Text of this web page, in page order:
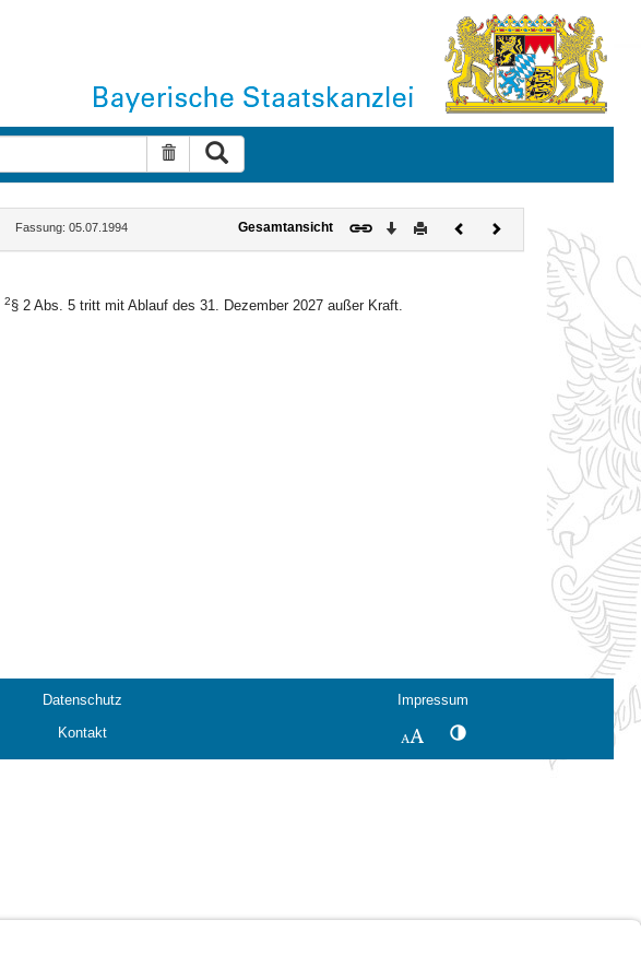
Suche zurücksetzen
Fassung: 05.07.1994 Gesamtansicht Download
DruckenVorherigesNächstes
Dokument
2§ 2 Abs. 5 tritt mit Ablauf des 31. Dezember 2027 außer Kraft.
Datenschutz
Impressum
Kontakt SchriftgrößeKontrastwechsel